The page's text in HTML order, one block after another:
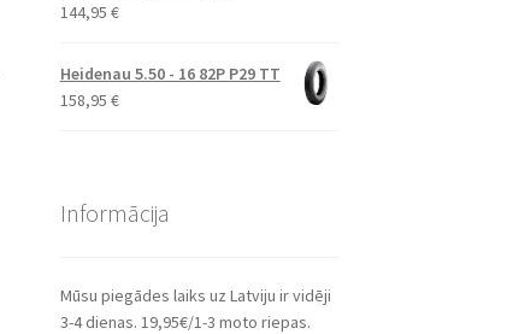
144,95 €
Heidenau 5.50 - 16 82P P29 TT
158,95 €
Informācija
Mūsu piegādes laiks uz Latviju ir vidēji
3-4 dienas. 19,95€/1-3 moto riepas.